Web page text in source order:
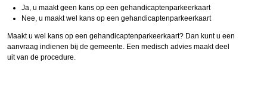
Ja, u maakt geen kans op een gehandicaptenparkeerkaart
Nee, u maakt wel kans op een gehandicaptenparkeerkaart
Maakt u wel kans op een gehandicaptenparkeerkaart? Dan kunt u een
aanvraag indienen bij de gemeente. Een medisch advies maakt deel
uit van de procedure.